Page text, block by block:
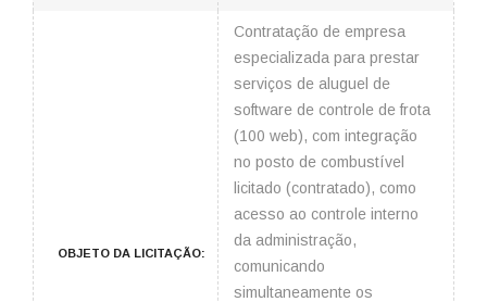
OBJETO DA LICITAÇÃO:
Contratação de empresa
especializada para prestar
serviços de aluguel de
software de controle de frota
(100 web), com integração
no posto de combustível
licitado (contratado), como
acesso ao controle interno
da administração,
comunicando
simultaneamente os